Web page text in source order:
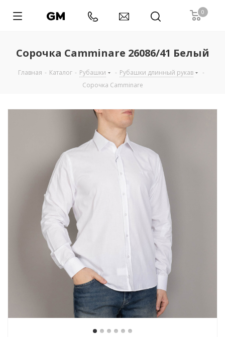
0
Сорочка Camminare 26086/41 Белый
Главная - Каталог - Рубашки - Рубашки длинный рукав
-
Сорочка Camminare